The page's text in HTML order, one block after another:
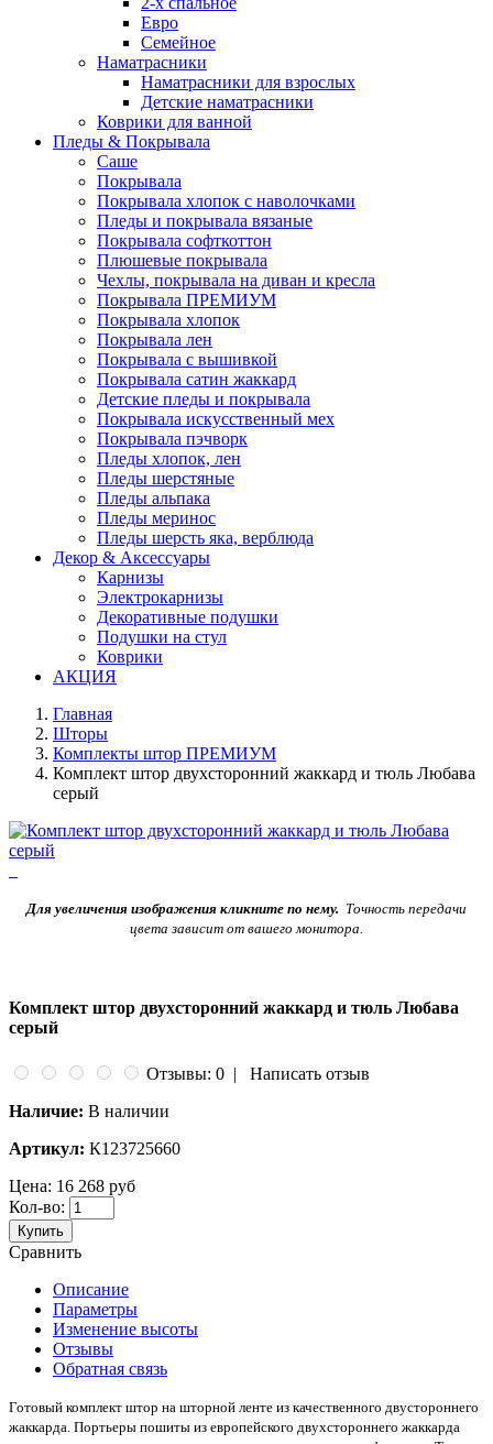
Евро
Семейное
Наматрасники
Наматрасники для взрослых
Детские наматрасники
Коврики для ванной
Пледы & Покрывала
Саше
Покрывала
Покрывала хлопок с наволочками
Пледы и покрывала вязаные
Покрывала софткоттон
Плюшевые покрывала
Чехлы, покрывала на диван и кресла
Покрывала ПРЕМИУМ
Покрывала хлопок
Покрывала лен
Покрывала с вышивкой
Покрывала сатин жаккард
Детские пледы и покрывала
Покрывала искусственный мех
Покрывала пэчворк
Пледы хлопок, лен
Пледы шерстяные
Пледы альпака
Пледы меринос
Пледы шерсть яка, верблюда
Декор & Аксессуары
Карнизы
Электрокарнизы
Декоративные подушки
Подушки на стул
Коврики
АКЦИЯ
Главная
Шторы
Комплекты штор ПРЕМИУМ
Комплект штор двухсторонний жаккард и тюль Любава
серый
Для увеличения изображения кликните по нему. Точность передачи
цвета зависит от вашего монитора.
Комплект штор двухсторонний жаккард и тюль Любава
серый
Отзывы: 0 | Написать отзыв
Наличие: В наличии
Артикул: К123725660
Цена: 16 268 руб
Кол-во:
Купить
Сравнить
Описание
Параметры
Изменение высоты
Отзывы
Обратная связь
Готовый комплект штор на шторной ленте из качественного двустороннего
жаккарда. Портьеры пошиты из европейского двухстороннего жаккарда